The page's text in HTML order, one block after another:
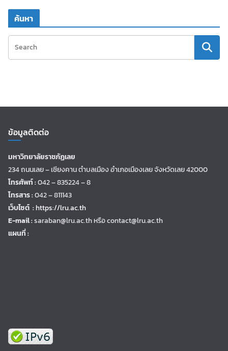
ค้นหา
ข้อมูลติดต่อ
มหาวิทยาลัยราชภัฏเลย
234 ถนนเลย – เชียงคาน ตำบลเมือง อำเภอเมืองเลย จังหวัดเลย 42000
โทรศัพท์ :042 – 835224 – 8
โทรสาร :042 – 811143
เว็บไซต์ :https://lru.ac.th
E-mail :saraban@lru.ac.thหรือ contact@lru.ac.th
แผนที่ :